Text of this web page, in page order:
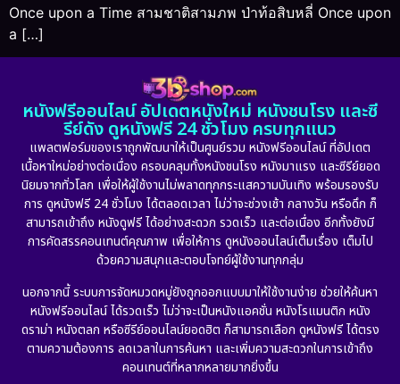
Once upon a Time สามชาติสามภพ ป่าท้อสิบหลี่ Once upon
a […]
หนังฟรีออนไลน์ อัปเดตหนังใหม่ หนังชนโรง และซี
รีย์ดัง ดูหนังฟรี 24 ชั่วโมง ครบทุกแนว
แพลตฟอร์มของเราถูกพัฒนาให้เป็นศูนย์รวม หนังฟรีออนไลน์ ที่อัปเดต
เนื้อหาใหม่อย่างต่อเนื่อง ครอบคลุมทั้งหนังชนโรง หนังมาแรง และซีรีย์ยอด
นิยมจากทั่วโลก เพื่อให้ผู้ใช้งานไม่พลาดทุกกระแสความบันเทิง พร้อมรองรับ
การ ดูหนังฟรี 24 ชั่วโมง ได้ตลอดเวลา ไม่ว่าจะช่วงเช้า กลางวัน หรือดึก ก็
สามารถเข้าถึง หนังดูฟรี ได้อย่างสะดวก รวดเร็ว และต่อเนื่อง อีกทั้งยังมี
การคัดสรรคอนเทนต์คุณภาพ เพื่อให้การ ดูหนังออนไลน์เต็มเรื่อง เต็มไป
ด้วยความสนุกและตอบโจทย์ผู้ใช้งานทุกกลุ่ม
นอกจากนี้ ระบบการจัดหมวดหมู่ยังถูกออกแบบมาให้ใช้งานง่าย ช่วยให้ค้นหา
หนังฟรีออนไลน์ ได้รวดเร็ว ไม่ว่าจะเป็นหนังแอคชั่น หนังโรแมนติก หนัง
ดราม่า หนังตลก หรือซีรีย์ออนไลน์ยอดฮิต ก็สามารถเลือก ดูหนังฟรี ได้ตรง
ตามความต้องการ ลดเวลาในการค้นหา และเพิ่มความสะดวกในการเข้าถึง
คอนเทนต์ที่หลากหลายมากยิ่งขึ้น